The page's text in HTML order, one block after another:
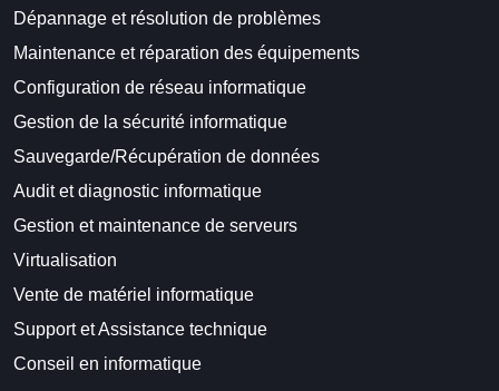
Dépannage et résolution de problèmes
Maintenance et réparation des équipements
Configuration de réseau informatique
Gestion de la sécurité informatique
Sauvegarde/Récupération de données
Audit et diagnostic informatique
Gestion et maintenance de serveurs
Virtualisation
Vente de matériel informatique
Support et Assistance technique
Conseil en informatique